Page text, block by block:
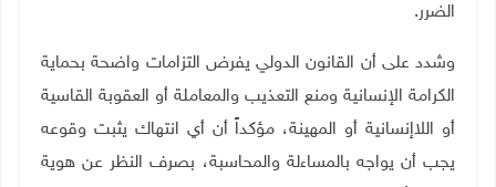
الضرر.
وشدد على أن القانون الدولي يفرض التزامات واضحة بحماية
الكرامة الإنسانية ومنع التعذيب والمعاملة أو العقوبة القاسية
أو اللاإنسانية أو المهينة، مؤكداً أن أي انتهاك يثبت وقوعه
يجب أن يواجه بالمساءلة والمحاسبة، بصرف النظر عن هوية